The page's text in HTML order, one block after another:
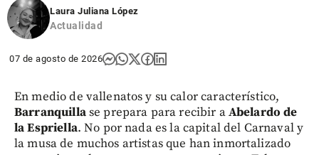
Laura Juliana López
Actualidad
07 de agosto de 2026
En medio de vallenatos y su calor característico,
Barranquillase prepara para recibir aAbelardo de
la Espriella. No por nada es la capital del Carnaval y
la musa de muchos artistas que han inmortalizado